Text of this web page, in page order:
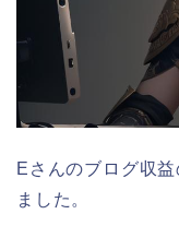
Eさんのブログ収
ました。